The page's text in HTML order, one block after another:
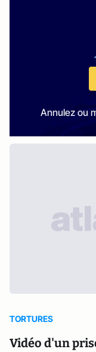
Annulez ou
TORTURES
Vidéo d'un